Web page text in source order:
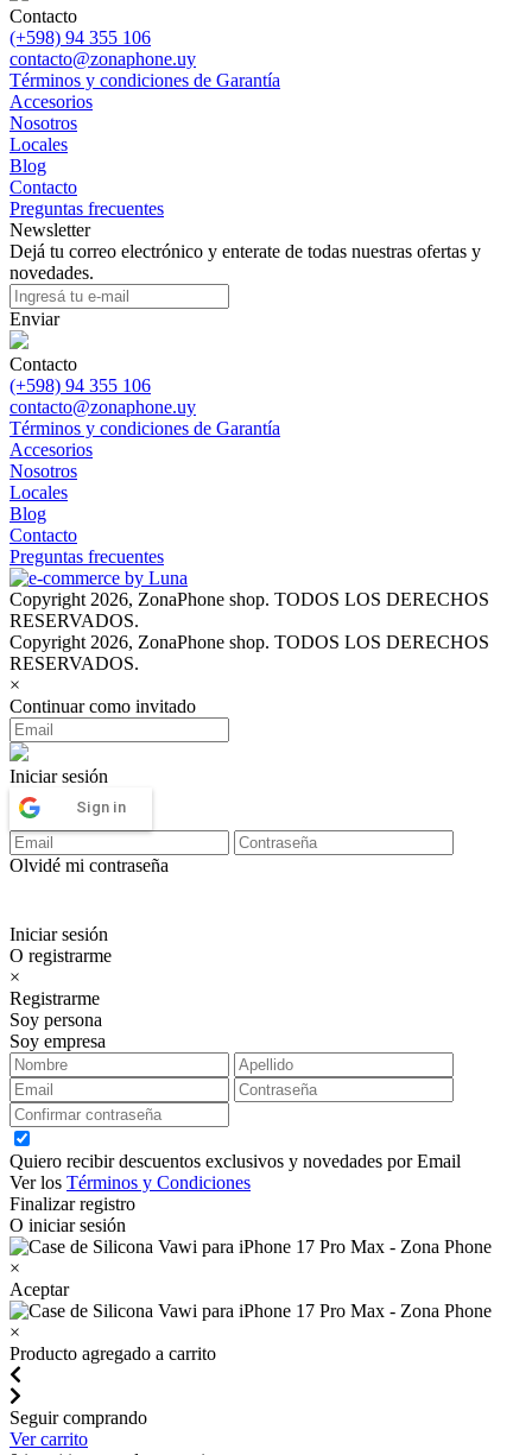
Contacto
(+598) 94 355 106
contacto@zonaphone.uy
Términos y condiciones de Garantía
Accesorios
Nosotros
Locales
Blog
Contacto
Preguntas frecuentes
Newsletter
Dejá tu correo electrónico y enterate de todas nuestras ofertas y
novedades.
Enviar
Contacto
(+598) 94 355 106
contacto@zonaphone.uy
Términos y condiciones de Garantía
Accesorios
Nosotros
Locales
Blog
Contacto
Preguntas frecuentes
Copyright 2026, ZonaPhone shop. TODOS LOS DERECHOS
RESERVADOS.
Copyright 2026, ZonaPhone shop. TODOS LOS DERECHOS
RESERVADOS.
×
Continuar como invitado
Iniciar sesión
Sign in
Olvidé mi contraseña
Iniciar sesión
O registrarme
×
Registrarme
Soy persona
Soy empresa
Quiero recibir descuentos exclusivos y novedades por Email
Ver los Términos y Condiciones
Finalizar registro
O iniciar sesión
×
Aceptar
×
Producto agregado a carrito
Seguir comprando
Ver carrito